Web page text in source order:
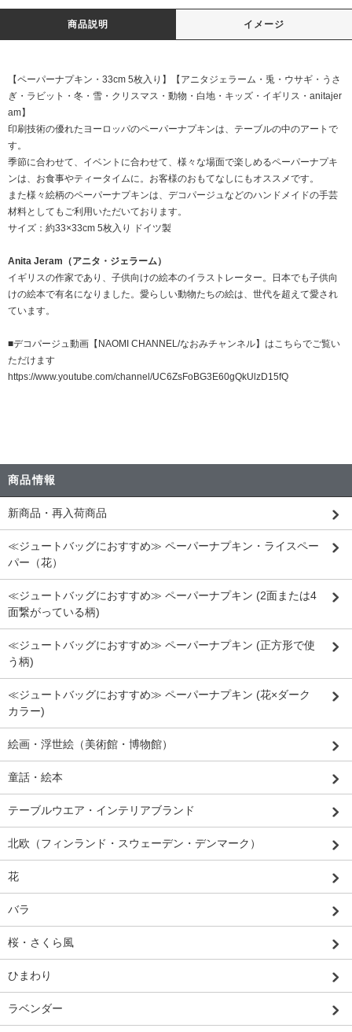
商品説明 イメージ
【ペーパーナプキン・33cm 5枚入り】【アニタジェラーム・兎・ウサギ・うさ
ぎ・ラビット・冬・雪・クリスマス・動物・白地・キッズ・イギリス・anitajer
am】
印刷技術の優れたヨーロッパのペーパーナプキンは、テーブルの中のアートで
す。
季節に合わせて、イベントに合わせて、様々な場面で楽しめるペーパーナプキ
ンは、お食事やティータイムに。お客様のおもてなしにもオススメです。
また様々絵柄のペーパーナプキンは、デコパージュなどのハンドメイドの手芸
材料としてもご利用いただいております。
サイズ：約33×33cm 5枚入り ドイツ製
Anita Jeram（アニタ・ジェラーム）
イギリスの作家であり、子供向けの絵本のイラストレーター。日本でも子供向
けの絵本で有名になりました。愛らしい動物たちの絵は、世代を超えて愛され
ています。
■デコパージュ動画【NAOMI CHANNEL/なおみチャンネル】はこちらでご覧い
ただけます
https://www.youtube.com/channel/UC6ZsFoBG3E60gQkUlzD15fQ
商品情報
新商品・再入荷商品
≪ジュートバッグにおすすめ≫ ペーパーナプキン・ライスペー
パー（花）
≪ジュートバッグにおすすめ≫ ペーパーナプキン (2面または4
面繋がっている柄)
≪ジュートバッグにおすすめ≫ ペーパーナプキン (正方形で使
う柄)
≪ジュートバッグにおすすめ≫ ペーパーナプキン (花×ダーク
カラー)
絵画・浮世絵（美術館・博物館）
童話・絵本
テーブルウエア・インテリアブランド
北欧（フィンランド・スウェーデン・デンマーク）
花
バラ
桜・さくら風
ひまわり
ラベンダー